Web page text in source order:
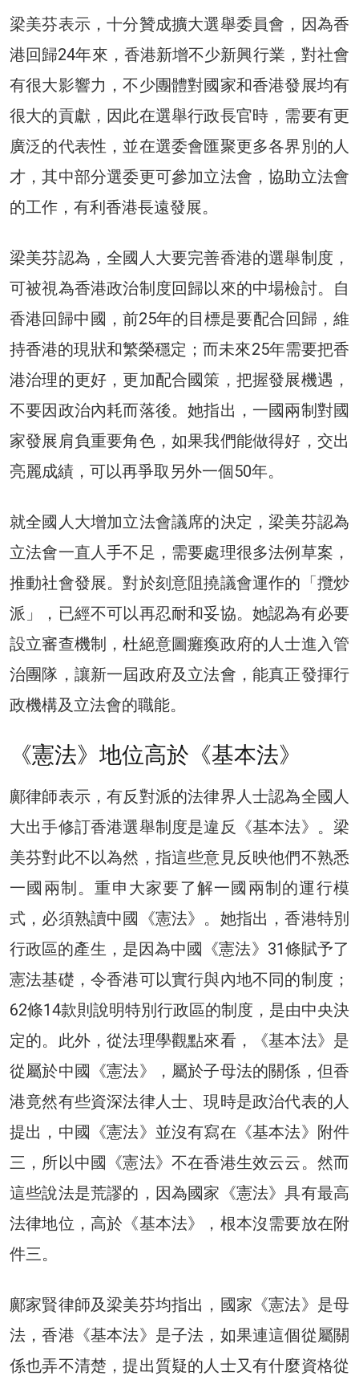
梁美芬表示，十分贊成擴大選舉委員會，因為香
港回歸24年來，香港新增不少新興行業，對社會
有很大影響力，不少團體對國家和香港發展均有
很大的貢獻，因此在選舉行政長官時，需要有更
廣泛的代表性，並在選委會匯聚更多各界別的人
才，其中部分選委更可參加立法會，協助立法會
的工作，有利香港長遠發展。
梁美芬認為，全國人大要完善香港的選舉制度，
可被視為香港政治制度回歸以來的中場檢討。自
香港回歸中國，前25年的目標是要配合回歸，維
持香港的現狀和繁榮穩定；而未來25年需要把香
港治理的更好，更加配合國策，把握發展機遇，
不要因政治內耗而落後。她指出，一國兩制對國
家發展肩負重要角色，如果我們能做得好，交出
亮麗成績，可以再爭取另外一個50年。
就全國人大增加立法會議席的決定，梁美芬認為
立法會一直人手不足，需要處理很多法例草案，
推動社會發展。對於刻意阻撓議會運作的「攬炒
派」，已經不可以再忍耐和妥協。她認為有必要
設立審查機制，杜絕意圖癱瘓政府的人士進入管
治團隊，讓新一屆政府及立法會，能真正發揮行
政機構及立法會的職能。
《憲法》地位高於《基本法》
鄺律師表示，有反對派的法律界人士認為全國人
大出手修訂香港選舉制度是違反《基本法》。梁
美芬對此不以為然，指這些意見反映他們不熟悉
一國兩制。重申大家要了解一國兩制的運行模
式，必須熟讀中國《憲法》。她指出，香港特別
行政區的產生，是因為中國《憲法》31條賦予了
憲法基礎，令香港可以實行與內地不同的制度；
62條14款則說明特別行政區的制度，是由中央決
定的。此外，從法理學觀點來看，《基本法》是
從屬於中國《憲法》，屬於子母法的關係，但香
港竟然有些資深法律人士、現時是政治代表的人
提出，中國《憲法》並沒有寫在《基本法》附件
三，所以中國《憲法》不在香港生效云云。然而
這些說法是荒謬的，因為國家《憲法》具有最高
法律地位，高於《基本法》，根本沒需要放在附
件三。
鄺家賢律師及梁美芬均指出，國家《憲法》是母
法，香港《基本法》是子法，如果連這個從屬關
係也弄不清楚，提出質疑的人士又有什麼資格從